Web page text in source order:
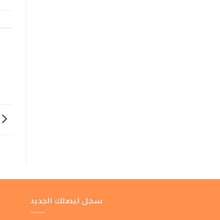
سجل ليصلك الجديد